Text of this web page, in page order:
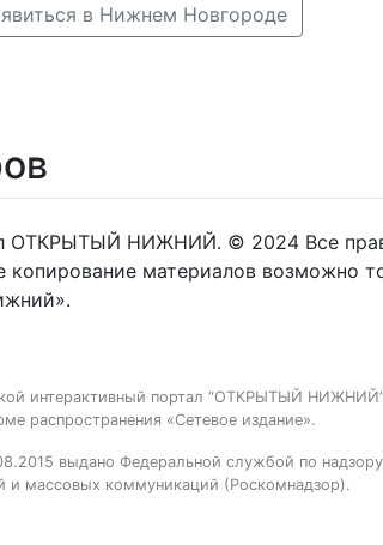
в Нижнем Новгороде
ОТКРЫТЫЙ НИЖНИЙ. © 2024 Все
материалов возможно
интерактивный портал “ОТКРЫТЫЙ
распространения «Сетевое издание».
выдано Федеральной службой по
и массовых коммуникаций (Роскомнадзор).